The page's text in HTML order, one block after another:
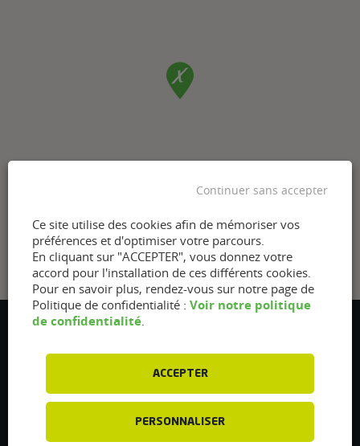
5 avenue des Renardières
info@flexfuel-company.com
Ce site utilise des cookies afin de mémoriser vos
préférences et d'optimiser votre parcours.
En cliquant sur "ACCEPTER", vous donnez votre
accord pour l'installation de ces différents cookies.
Pour en savoir plus, rendez-vous sur notre page de
Politique de confidentialité : Voir notre politique
de confidentialité.
ACCEPTER
PERSONNALISER
Continuer sans accepter